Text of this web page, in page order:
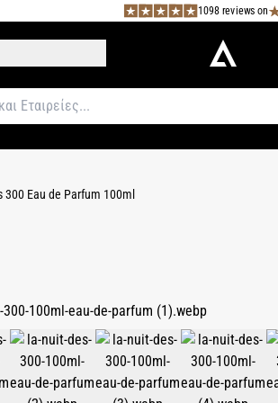
1098 reviews on
300 Eau de Parfum 100ml